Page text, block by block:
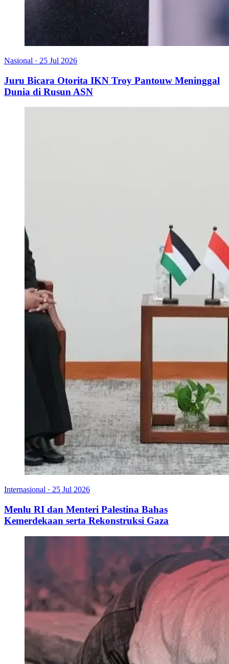
Nasional · 25 Jul 2026
Juru Bicara Otorita IKN Troy Pantouw Meninggal
Dunia di Rusun ASN
Internasional · 25 Jul 2026
Menlu RI dan Menteri Palestina Bahas
Kemerdekaan serta Rekonstruksi Gaza